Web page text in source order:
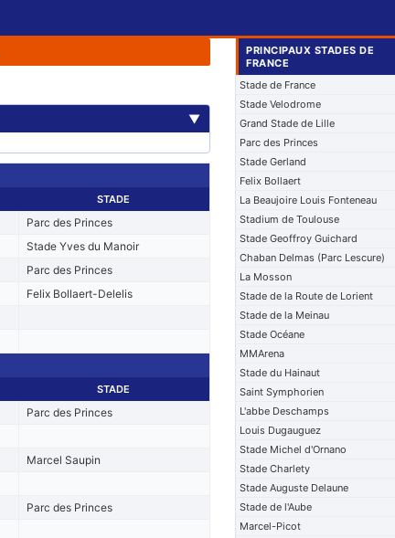
▼
STADE
Parc des Princes
Stade Yves du Manoir
Parc des Princes
Felix Bollaert-Delelis
STADE
Parc des Princes
Marcel Saupin
Parc des Princes
PRINCIPAUX STADES DE
FRANCE
Stade de France
Stade Velodrome
Grand Stade de Lille
Parc des Princes
Stade Gerland
Felix Bollaert
La Beaujoire Louis Fonteneau
Stadium de Toulouse
Stade Geoffroy Guichard
Chaban Delmas (Parc Lescure)
La Mosson
Stade de la Route de Lorient
Stade de la Meinau
Stade Océane
MMArena
Stade du Hainaut
Saint Symphorien
L'abbe Deschamps
Louis Dugauguez
Stade Michel d'Ornano
Stade Charlety
Stade Auguste Delaune
Stade de l'Aube
Marcel-Picot